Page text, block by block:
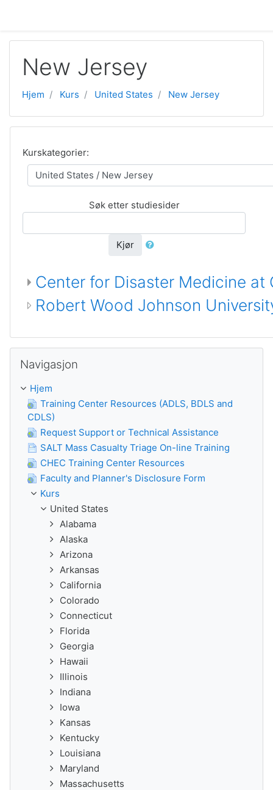
New Jersey
Hjem Kurs United States New Jersey
Kurskategorier:
Søk etter studiesider
Kjør
Center for Disaster Medicine
Robert Wood Johnson
Navigasjon
Hjem
Training Center Resources (ADLS, BDLS and
CDLS)
Request Support or Technical Assistance
SALT Mass Casualty Triage On-line Training
CHEC Training Center Resources
Faculty and Planner's Disclosure Form
Kurs
United States
Alabama
Alaska
Arizona
Arkansas
California
Colorado
Connecticut
Florida
Georgia
Hawaii
Illinois
Indiana
Iowa
Kansas
Kentucky
Louisiana
Maryland
Massachusetts